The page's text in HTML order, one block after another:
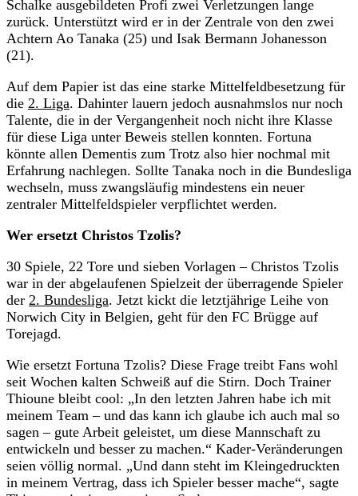
Schalke ausgebildeten Profi zwei Verletzungen lange
zurück. Unterstützt wird er in der Zentrale von den zwei
Achtern Ao Tanaka (25) und Isak Bermann Johanesson
(21).
Auf dem Papier ist das eine starke Mittelfeldbesetzung für
die 2. Liga. Dahinter lauern jedoch ausnahmslos nur noch
Talente, die in der Vergangenheit noch nicht ihre Klasse
für diese Liga unter Beweis stellen konnten. Fortuna
könnte allen Dementis zum Trotz also hier nochmal mit
Erfahrung nachlegen. Sollte Tanaka noch in die Bundesliga
wechseln, muss zwangsläufig mindestens ein neuer
zentraler Mittelfeldspieler verpflichtet werden.
Wer ersetzt Christos Tzolis?
30 Spiele, 22 Tore und sieben Vorlagen – Christos Tzolis
war in der abgelaufenen Spielzeit der überragende Spieler
der 2. Bundesliga. Jetzt kickt die letztjährige Leihe von
Norwich City in Belgien, geht für den FC Brügge auf
Torejagd.
Wie ersetzt Fortuna Tzolis? Diese Frage treibt Fans wohl
seit Wochen kalten Schweiß auf die Stirn. Doch Trainer
Thioune bleibt cool: „In den letzten Jahren habe ich mit
meinem Team – und das kann ich glaube ich auch mal so
sagen – gute Arbeit geleistet, um diese Mannschaft zu
entwickeln und besser zu machen.“ Kader-Veränderungen
seien völlig normal. „Und dann steht im Kleingedruckten
in meinem Vertrag, dass ich Spieler besser mache“, sagte